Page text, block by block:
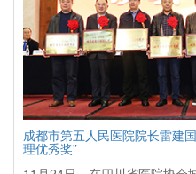
成都市第五人民医院院长雷建
理优秀奖”